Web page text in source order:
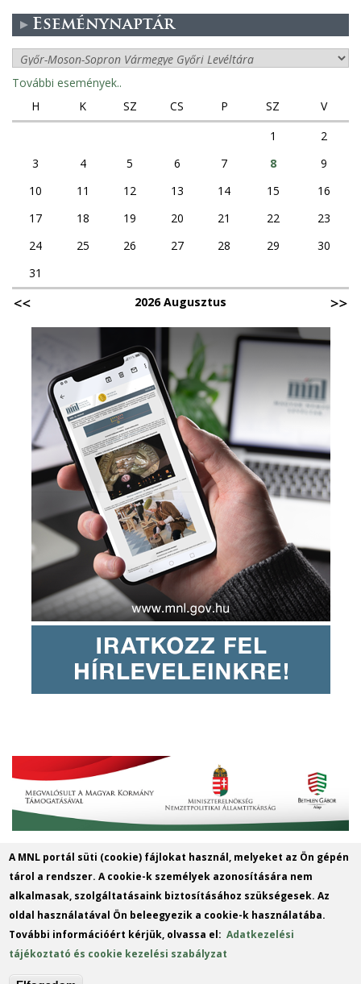
Eseménynaptár
További események..
H
K SZ CS P SZ
V
1
2
3
4 5 6 7 8
9
10
11 12 13 14 15
16
17
18 19 20 21 22
23
24
25 26 27 28 29
30
31
2026 Augusztus
Magyar Nemzeti Levéltár Győr-Moson-
Sopron Vármegye Győri Levéltára
9022 Győr, Liszt Ferenc u. 13.
Telefon: +36 96 312424
A MNL portál süti (cookie) fájlokat használ, melyeket az Ön gépén
tárol a rendszer. A cookie-k személyek azonosítására nem
alkalmasak, szolgáltatásaink biztosításához szükségesek. Az
oldal használatával Ön beleegyezik a cookie-k használatába.
További információért kérjük, olvassa el:Adatkezelési
tájékoztató és cookie kezelési szabályzat